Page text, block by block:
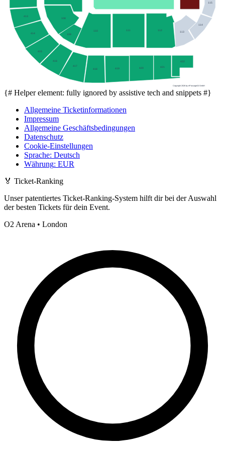
422
421
420
419
418
417
416
415
414
413
115
114
113
112
110
109
108
Copyright 2026 by ePassage24 GmbH
{# Helper element: fully ignored by assistive tech and snippets #}
Allgemeine Ticketinformationen
Impressum
Allgemeine Geschäftsbedingungen
Datenschutz
Cookie-Einstellungen
Sprache: Deutsch
Währung: EUR
🏅 Ticket-Ranking
Unser patentiertes Ticket-Ranking-System hilft dir bei der Auswahl
der besten Tickets für dein Event.
O2 Arena • London